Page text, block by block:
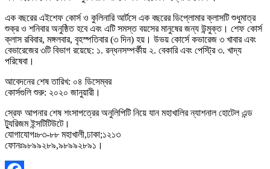
এক বছরের এইশেফ কোর্স ও কুলিনারি আর্টসে এক বছরের ডিপ্লোমার ক্লাসটি শুধুমাত্র
শুক্র ও শনিবার অনুষ্ঠিত হবে এবং এটি সমস্ত বয়সের মানুষের জন্য উন্মুক্ত। শেফ কোর্স
ক্লাস রবিবার, মঙ্গলবার, বৃহস্পতিবার (৩ দিন) হয়। উভয় কোর্সে কভারেজ ৩ খাবার এবং
বেভারেজের ৩টি বিভাগ রয়েছে: ১. রন্ধনসম্পর্কীয় ২. বেকারি এবং পেস্ট্রি ৩. খাদ্য
পরিষেবা।
আবেদনের শেষ তারিখ: ০৪ ডিসেম্বর
কোর্সগুলি শুরু: ২০২০ জানুয়ারী।
স্রেফ আপনার শেষ শংসাপত্রের অনুলিপিটি নিয়ে যান মহাখালির ন্যাশনাল হোটেল এন্ড
ট্যুরিজম ইন্সটিটিউটে।
যোগাযোগঃ৮৩-৮৮ মহাখালী,ঢাকা;১২১৩
ফোনঃ৯৮৯৯২৮৯,৯৮৯৯২৮৯১।